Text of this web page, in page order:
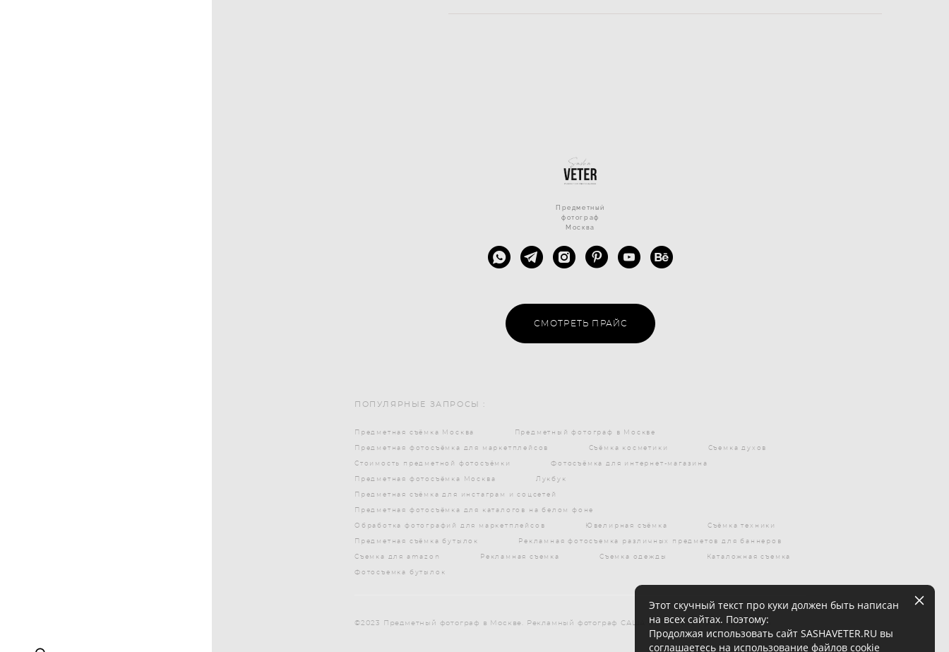
Предметный
фотограф
Москва
СМОТРЕТЬ ПРАЙС
ПОПУЛЯРНЫЕ ЗАПРОСЫ :
Предметная съёмка Москва Предметный фотограф в Москве
Предметная фотосъёмка для маркетплейсов Съёмка косметики Съемка духов
Стоимость предметной фотосъёмки Фотосъёмка для интернет-магазина
Предметная фотосъёмка Москва Лукбук
Предметная съёмка для инстаграм и соцсетей
Предметная фотосъёмка для каталогов на белом фоне
Обработка фотографий для маркетплейсов Ювелирная съёмка Съёмка техники
Предметная съёмка бутылок Рекламная фотосъемка различных предметов для баннеров
Съемка для amazon Рекламная съемка Съемка одежды Каталожная съемка
Фотосъемка бутылок
©2023 Предметный фотограф в Москве. Рекламный фотограф САША ВЕТЕР. Все права защищены
Этот скучный текст про куки должен быть написан
на всех сайтах. Поэтому:
Продолжая использовать сайт SASHAVETER.RU вы
соглашаетесь на использование файлов cookie